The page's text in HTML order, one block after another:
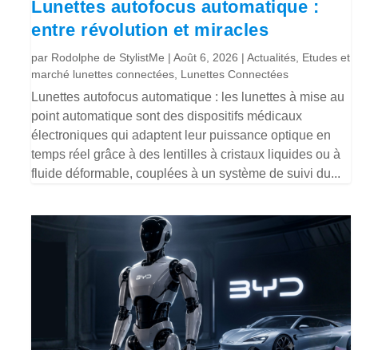
Lunettes autofocus automatique :
entre révolution et miracles
par Rodolphe de StylistMe |Août 6, 2026 |Actualités Etudes et
marché lunettes connectées Lunettes Connectées
Lunettes autofocus automatique : les lunettes à mise au
point automatique sont des dispositifs médicaux
électroniques qui adaptent leur puissance optique en
temps réel grâce à des lentilles à cristaux liquides ou à
fluide déformable, couplées à un système de suivi du...